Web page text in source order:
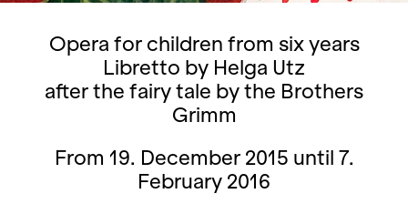
Opera for children from six years
Libretto by Helga Utz
after the fairy tale by the Brothers
Grimm
From 19. December 2015 until 7.
February 2016